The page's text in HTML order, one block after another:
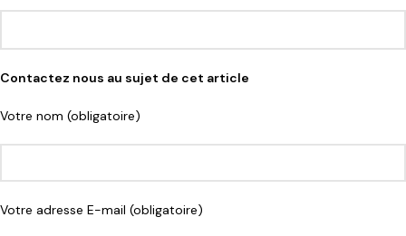
Contactez nous au sujet de cet article
Votre nom (obligatoire)
Votre adresse E-mail (obligatoire)